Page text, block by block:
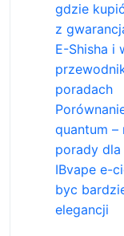
gdzie
z
E-Shisha i
poradach
quantum
porady
IBvape e-
byc
elegancji